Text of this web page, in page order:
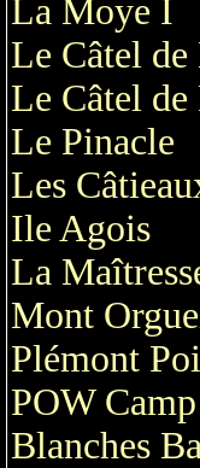
La Moye I
Le Câtel de
Le Câtel de
Le Pinacle
Les
Ile Agois
La
Mont
Plémont
POW
Blanches